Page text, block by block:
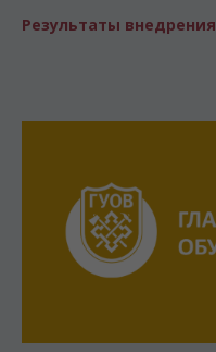
Результаты внедрения